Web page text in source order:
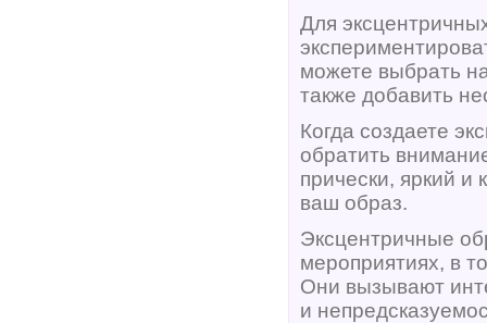
Для
можете выбрать
также добавить
Когда создаете
обратить
прически, яркий и
ваш образ.
Эксцентричные
мероприятиях, в
Они вызывают
и